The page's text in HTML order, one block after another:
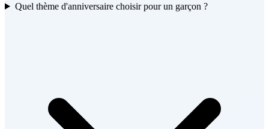
Quel thème d'anniversaire choisir pour un garçon ?